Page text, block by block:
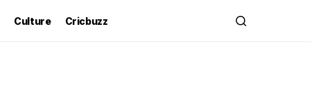
Culture Cricbuzz